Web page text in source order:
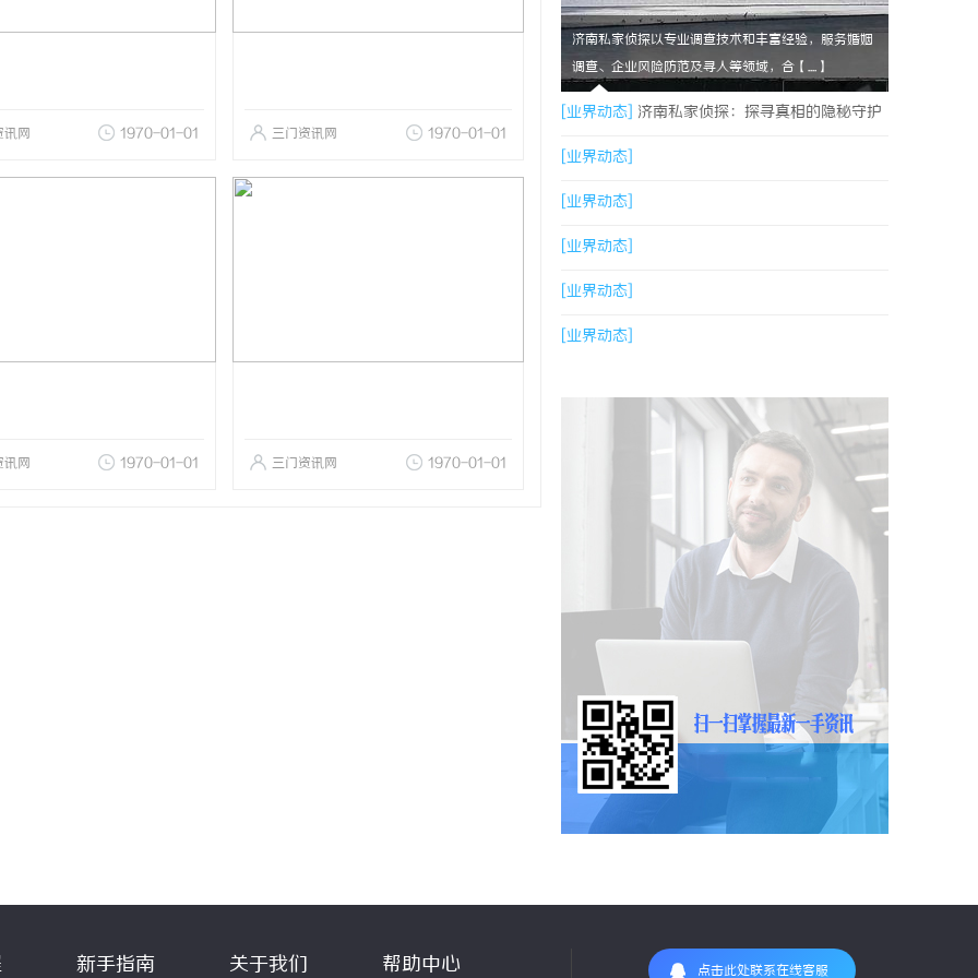
讯网 1970-01-01 三门资讯网 1970-01-01
讯网 1970-01-01 三门资讯网 1970-01-01
济南私家侦探以专业调查技术和丰富经验，服务婚姻
调查、企业风险防范及寻人等领域，合【....】
[业界动态] 济南私家侦探：探寻真相的隐秘守护
者[业界动态]
[业界动态]
[业界动态]
[业界动态]
[业界动态]
新手指南 关于我们 帮助中心 点击此处联系在线客服